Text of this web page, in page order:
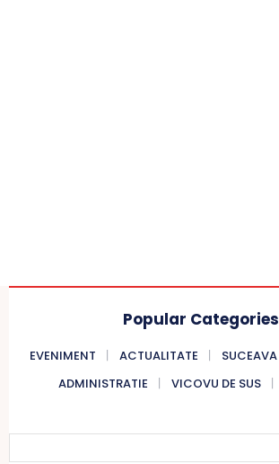
Popular Categories
EVENIMENT ACTUALITATE SUCEAVA
ADMINISTRATIE
VICOVU DE SUS